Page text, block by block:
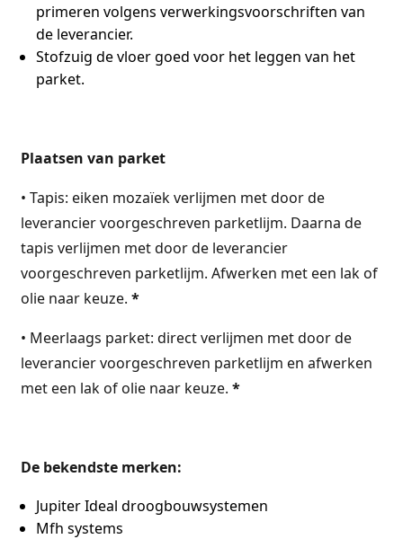
primeren volgens verwerkingsvoorschriften van
de leverancier.
Stofzuig de vloer goed voor het leggen van het
parket.
Plaatsen van parket
• Tapis: eiken mozaïek verlijmen met door de
leverancier voorgeschreven parketlijm. Daarna de
tapis verlijmen met door de leverancier
voorgeschreven parketlijm. Afwerken met een lak of
olie naar keuze. *
• Meerlaags parket: direct verlijmen met door de
leverancier voorgeschreven parketlijm en afwerken
met een lak of olie naar keuze. *
De bekendste merken:
Jupiter Ideal droogbouwsystemen
Mfh systems